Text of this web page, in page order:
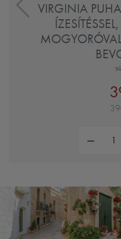
VIRGINIA